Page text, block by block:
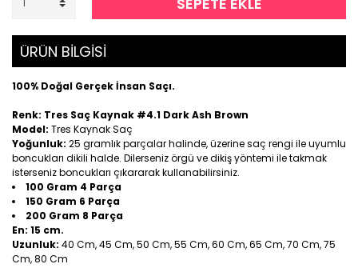
ÜRÜN BİLGİSİ
100% Doğal Gerçek İnsan Saçı.
Renk: Tres Saç Kaynak #4.1 Dark Ash Brown
Model: Tres Kaynak Saç
Yoğunluk: 25 gramlık parçalar halinde, üzerine saç rengi ile uyumlu
boncukları dikili halde. Dilerseniz örgü ve dikiş yöntemi ile takmak
isterseniz boncukları çıkararak kullanabilirsiniz.
100 Gram 4 Parça
150 Gram 6 Parça
200 Gram 8 Parça
En: 15 cm.
Uzunluk: 40 Cm, 45 Cm, 50 Cm, 55 Cm, 60 Cm, 65 Cm, 70 Cm, 75
Cm, 80 Cm